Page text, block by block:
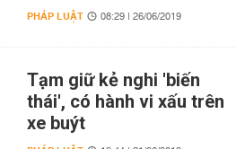
PHÁP LUẬT 08:29 | 26/06/2019
Tạm giữ kẻ nghi 'biến
thái', có hành vi xấu trên
xe buýt